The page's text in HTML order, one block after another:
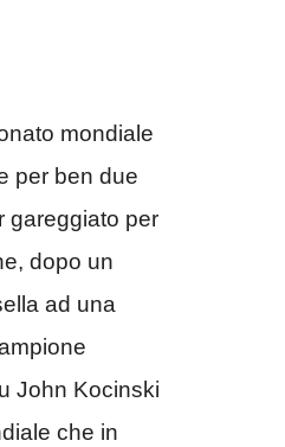
mondiale
per ben due
gareggiato per
dopo un
ad una
John Kocinski
che in